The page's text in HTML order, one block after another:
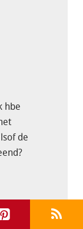
hbe
de